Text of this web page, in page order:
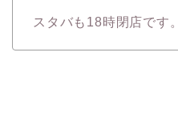
スタバも18時閉店です。